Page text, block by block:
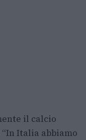
il calcio
Italia abbiamo